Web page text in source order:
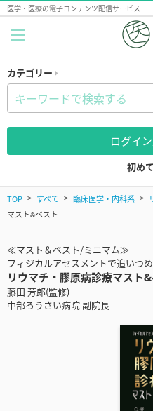
医学・医療の電子コンテンツ配信サービス
カテゴリー
ログイ
初め
TOP すべて 臨床医学・内科系
マスト&ベスト
≪マスト＆ベスト/ミニマム≫
フィジカルアセスメントで追いつめ
リウマチ・膠原病診療マスト&
藤田 芳郎(監修)
中部ろうさい病院 副院長